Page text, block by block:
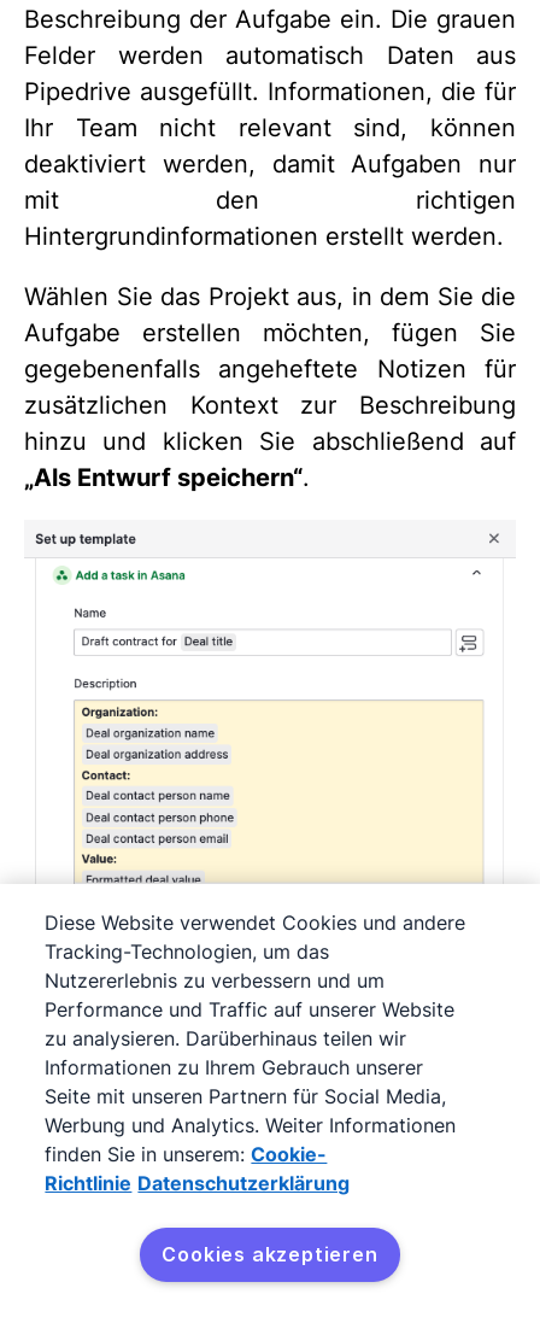
Beschreibung der Aufgabe ein. Die grauen
Felder werden automatisch Daten aus
Pipedrive ausgefüllt. Informationen, die für
Ihr Team nicht relevant sind, können
deaktiviert werden, damit Aufgaben nur
mit den richtigen
Hintergrundinformationen erstellt werden.
Wählen Sie das Projekt aus, in dem Sie die
Aufgabe erstellen möchten, fügen Sie
gegebenenfalls angeheftete Notizen für
zusätzlichen Kontext zur Beschreibung
hinzu und klicken Sie abschließend auf
„Als Entwurf speichern“.
Auf dem folgenden Bildschirm werden alle
Details Ihrer Automation angezeigt, die Sie
Diese Website verwendet Cookies und andere
Tracking-Technologien, um das
Nutzererlebnis zu verbessern und um
Performance und Traffic auf unserer Website
zu analysieren. Darüberhinaus teilen wir
Informationen zu Ihrem Gebrauch unserer
Seite mit unseren Partnern für Social Media,
Werbung und Analytics. Weiter Informationen
finden Sie in unserem: Cookie-
Richtlinie Datenschutzerklärung
Cookies akzeptieren